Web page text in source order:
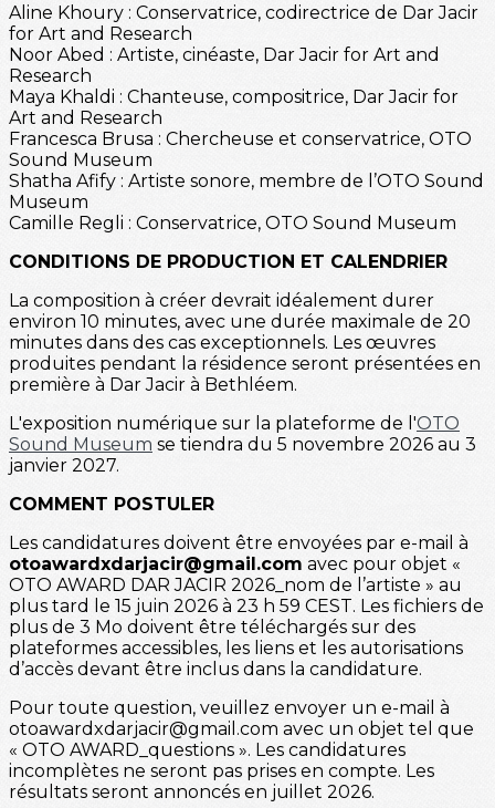
Aline Khoury : Conservatrice, codirectrice de Dar Jacir
for Art and Research
Noor Abed : Artiste, cinéaste, Dar Jacir for Art and
Research
Maya Khaldi : Chanteuse, compositrice, Dar Jacir for
Art and Research
Francesca Brusa : Chercheuse et conservatrice, OTO
Sound Museum
Shatha Afify : Artiste sonore, membre de l’OTO Sound
Museum
Camille Regli : Conservatrice, OTO Sound Museum
CONDITIONS DE PRODUCTION ET CALENDRIER
La composition à créer devrait idéalement durer
environ 10 minutes, avec une durée maximale de 20
minutes dans des cas exceptionnels. Les œuvres
produites pendant la résidence seront présentées en
première à Dar Jacir à Bethléem.
L'exposition numérique sur la plateforme de l'OTO
Sound Museum se tiendra du 5 novembre 2026 au 3
janvier 2027.
COMMENT POSTULER
Les candidatures doivent être envoyées par e-mail à
otoawardxdarjacir@gmail.com avec pour objet «
OTO AWARD DAR JACIR 2026_nom de l’artiste » au
plus tard le 15 juin 2026 à 23 h 59 CEST. Les fichiers de
plus de 3 Mo doivent être téléchargés sur des
plateformes accessibles, les liens et les autorisations
d’accès devant être inclus dans la candidature.
Pour toute question, veuillez envoyer un e-mail à
otoawardxdarjacir@gmail.com avec un objet tel que
« OTO AWARD_questions ». Les candidatures
incomplètes ne seront pas prises en compte. Les
résultats seront annoncés en juillet 2026.